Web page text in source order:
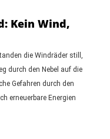
Kein Wind,
die Windräder still,
durch den Nebel auf die
Gefahren durch den
erneuerbare Energien